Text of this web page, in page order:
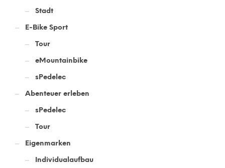
Stadt
E-Bike Sport
Tour
eMountainbike
sPedelec
Abenteuer erleben
sPedelec
Tour
Eigenmarken
Individualaufbau